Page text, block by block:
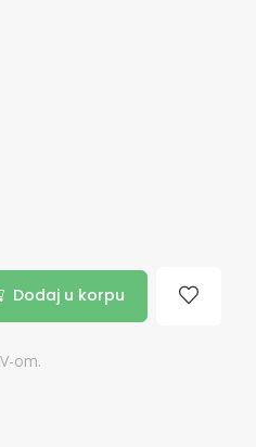
Dodaj u korpu
om.